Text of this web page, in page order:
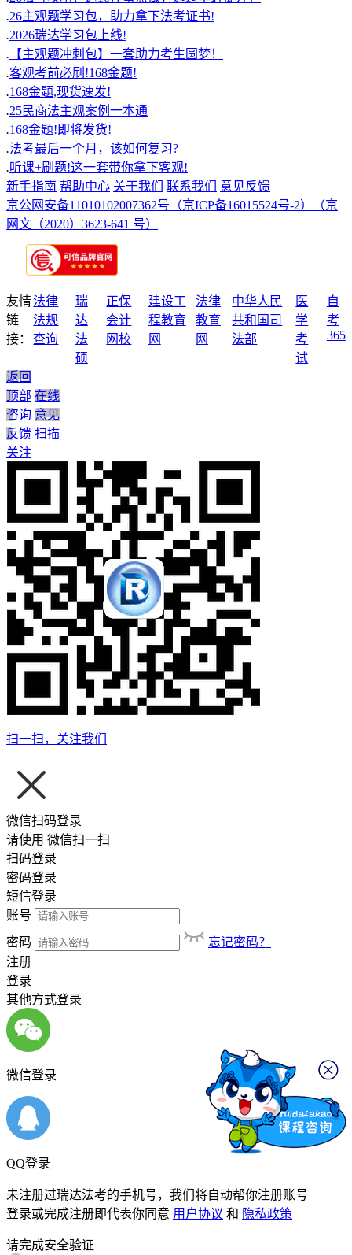
.26主观题学习包，助力拿下法考证书!
.2026瑞达学习包上线!
. 【主观题冲刺包】一套助力考生圆梦！
.客观考前必刷!168金题!
.168金题,现货速发!
.25民商法主观案例一本通
.168金题!即将发货!
.法考最后一个月，该如何复习?
.听课+刷题!这一套带你拿下客观!
新手指南 帮助中心 关于我们 联系我们
意见反馈
京公网安备11010102007362号 （京ICP备16015524号-2）
（京
网文（2020）3623-641 号）
友情
链
接：
法律
法规
查询
瑞
达
法
硕
正保
会计
网校
建设工
程教育
网
法律
教育
网
中华人民
共和国司
法部
医
学
考
试
自
考
365
返回
顶部 在线
咨询 意见
反馈 扫描
关注
扫一扫，关注我们
微信扫码登录
请使用 微信扫一扫
扫码登录
密码登录
短信登录
账号
密码
忘记密码？
注册
登录
其他方式登录
微信登录
QQ登录
未注册过瑞达法考的手机号，我们将自动帮你注册账号
登录或完成注册即代表你同意 用户协议 和 隐私政策
请完成安全验证